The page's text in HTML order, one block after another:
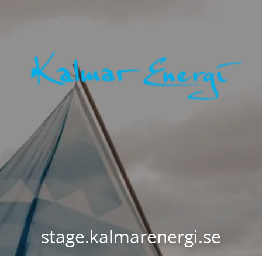
stage.kalmarenergi.se